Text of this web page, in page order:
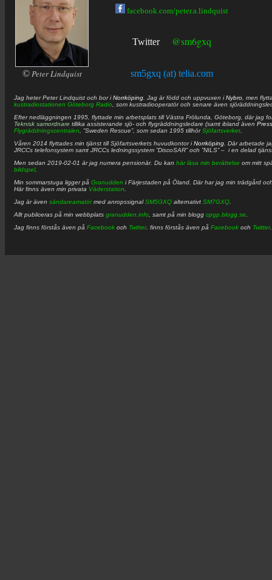
© Peter Lindquist
facebook.com/peter.a.lindquist
Twitter @sm6gxq
sm5gxq (at) telia.com
Jag heterPeter Lindquist och bor iNorrköping . Jag är född och uppvuxen iNybro , men
kustradiostationen Göteborg Radio , som kustradiooperatör och senare även
Efter nedläggningen 1995, flyttade min arbetsplats till Västra Frölunda, Göteborg, där jag
Teknisk samordnare tillika assisterande sjö- och flygräddningsledare (samt ibland även
Flygräddningscentralen , ”Sweden Rescue”, som sedan 1995 tillhörSjöfartsverket
Våren 2014 flyttades min tjänst till Sjöfartsverkets huvudkontor iNorrköping . Där arbetade
JRCCs telefonsystem samt JRCCs ledningssystem ”DiscoSAR” och ”NILS” – i en delad
Men sedan 2019-02-01 är jag numera pensionär. Du kan här läsa min berättelse om mitt
bildspel.
Min sommarstuga ligger på Granudden i Färjestaden på Öland. Där har jag min trädgård
Här finns även min privata Väderstation
Jag är även sändareamatörmed anropssignalSM5GXQ alternativt SM7GXQ
Allt publiceras på min webbplats granudden.info , samt på min blogg cpgp.blogg.se
Jag finns förstås även på Facebook och Twitter. finns förstås även på Facebook och Twitter.